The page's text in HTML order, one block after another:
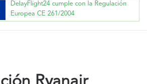
DelayFlight24 cumple con la Regulación
Europea CE 261/2004